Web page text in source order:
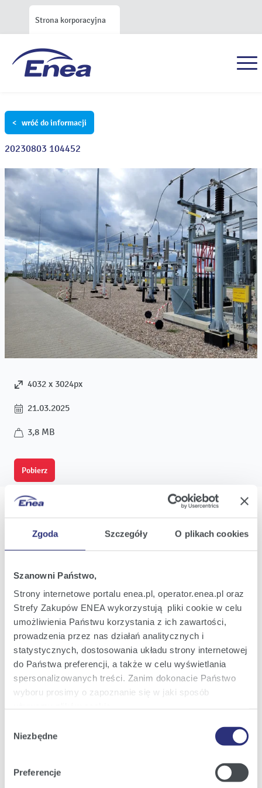
Zgoda Szczegóły O plikach cookies
Szanowni Państwo,
Strony internetowe portalu enea.pl, operator.enea.pl oraz
Strefy Zakupów ENEA wykorzystują pliki cookie w celu
umożliwienia Państwu korzystania z ich zawartości,
prowadzenia przez nas działań analitycznych i
statystycznych, dostosowania układu strony internetowej
do Państwa preferencji, a także w celu wyświetlania
spersonalizowanych treści. Zanim dokonacie Państwo
wyboru prosimy o zapoznanie się w jaki sposób
Szczegółowe informacje na ten temat znajdziecie
Polityce
zgody
Niezbędne
Preferencje
Strona korporacyjna
< wróć do informacji
20230803 104452
4032 x 3024px
21.03.2025
3,8 MB
Pobierz
Oferta
Oferta dla domu
Oferta dla Małych firm
Oferta dla Biznesu
Zielona energia Dla domu
Zielona energia dla Małych firm
Instytucje publiczne
Podmioty współpracujące
eBOK